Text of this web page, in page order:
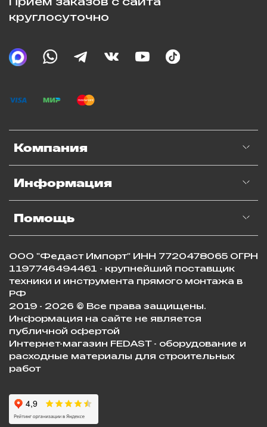
Компания
Информация
Помощь
круглосуточно
ООО "Федаст Импорт" ИНН 7720478065 ОГРН
1197746494461 - крупнейший поставщик
техники и инструмента прямого монтажа в
РФ
2019 - 2026 © Все права защищены.
Информация на сайте не является
публичной офертой
Интернет-магазин FEDAST - оборудование и
расходные материалы для строительных
работ